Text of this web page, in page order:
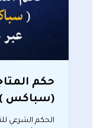
(سباكس )